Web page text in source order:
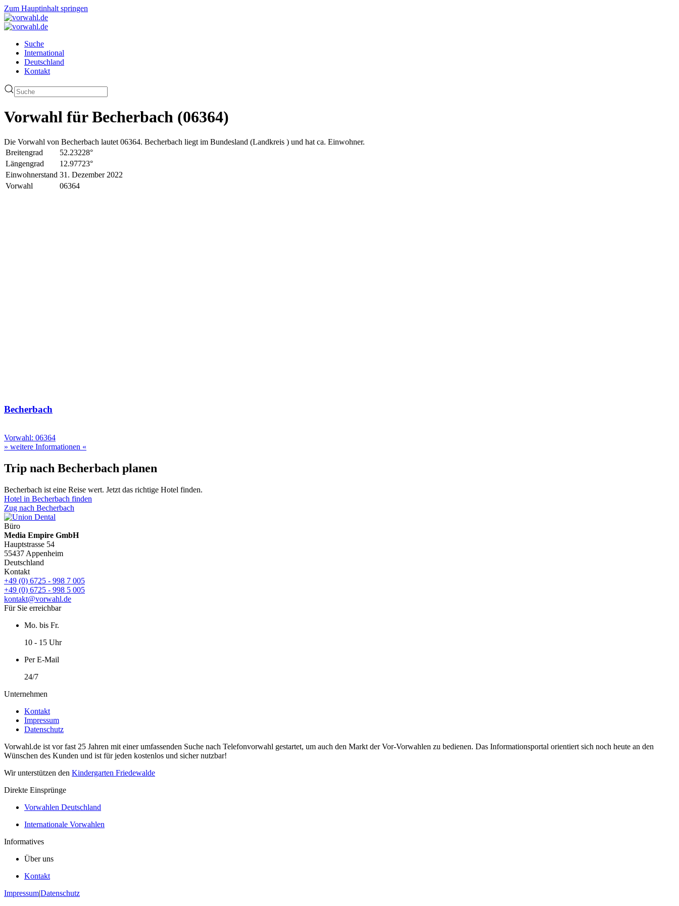
Zum Hauptinhalt springen
Suche
International
Deutschland
Kontakt
Vorwahl für Becherbach (06364)
Die Vorwahl von Becherbach lautet 06364. Becherbach liegt im Bundesland (Landkreis ) und hat ca. Einwohner.
Breitengrad
52.23228°
Längengrad
12.97723°
Einwohnerstand 31. Dezember 2022
Vorwahl
06364
Becherbach
Vorwahl: 06364
» weitere Informationen «
Trip nach Becherbach planen
Becherbach ist eine Reise wert. Jetzt das richtige Hotel finden.
Hotel in Becherbach finden
Zug nach Becherbach
Büro
Media Empire GmbH
Hauptstrasse 54
55437 Appenheim
Deutschland
Kontakt
+49 (0) 6725 - 998 7 005
+49 (0) 6725 - 998 5 005
kontakt@vorwahl.de
Für Sie erreichbar
Mo. bis Fr.
10 - 15 Uhr
Per E-Mail
24/7
Unternehmen
Kontakt
Impressum
Datenschutz
Vorwahl.de ist vor fast 25 Jahren mit einer umfassenden Suche nach Telefonvorwahl gestartet, um auch den Markt der Vor-Vorwahlen zu bedienen. Das Informationsportal orientiert sich noch heute an den
Wünschen des Kunden und ist für jeden kostenlos und sicher nutzbar!
Wir unterstützen den Kindergarten Friedewalde
Direkte Einsprünge
Vorwahlen Deutschland
Internationale Vorwahlen
Informatives
Über uns
Kontakt
Impressum|Datenschutz